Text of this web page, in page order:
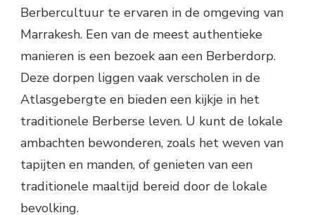
Berbercultuur te ervaren in de omgeving van
Marrakesh. Een van de meest authentieke
manieren is een bezoek aan een Berberdorp.
Deze dorpen liggen vaak verscholen in de
Atlasgebergte en bieden een kijkje in het
traditionele Berberse leven. U kunt de lokale
ambachten bewonderen, zoals het weven van
tapijten en manden, of genieten van een
traditionele maaltijd bereid door de lokale
bevolking.